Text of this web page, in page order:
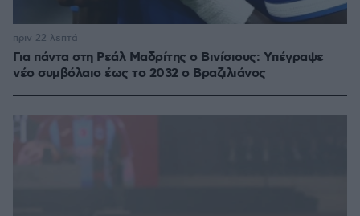
Για πάντα στη Ρεάλ Μαδρίτης ο Βινίσιους: Yπέγραψε
νέο συμβόλαιο έως το 2032 ο Βραζιλιάνος
πριν 22 λεπτά